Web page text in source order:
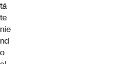
tá
te
nie
nd
o